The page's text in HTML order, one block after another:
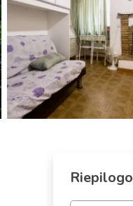
Riepilogo